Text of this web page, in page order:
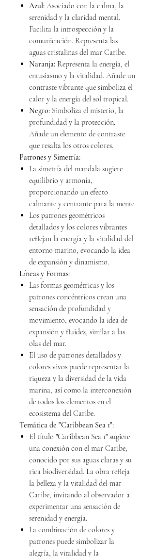
Azul: Asociado con la calma, la
serenidad y la claridad mental.
Facilita la introspección y la
comunicación. Representa las
aguas cristalinas del mar Caribe.
Naranja: Representa la energía, el
entusiasmo y la vitalidad. Añade un
contraste vibrante que simboliza el
calor y la energía del sol tropical.
Negro: Simboliza el misterio, la
profundidad y la protección.
Añade un elemento de contraste
que resalta los otros colores.
Patrones y Simetría:
La simetría del mandala sugiere
equilibrio y armonía,
proporcionando un efecto
calmante y centrante para la mente.
Los patrones geométricos
detallados y los colores vibrantes
reflejan la energía y la vitalidad del
entorno marino, evocando la idea
de expansión y dinamismo.
Líneas y Formas:
Las formas geométricas y los
patrones concéntricos crean una
sensación de profundidad y
movimiento, evocando la idea de
expansión y fluidez, similar a las
olas del mar.
El uso de patrones detallados y
colores vivos puede representar la
riqueza y la diversidad de la vida
marina, así como la interconexión
de todos los elementos en el
ecosistema del Caribe.
Temática de "Caribbean Sea 1":
El título "Caribbean Sea 1" sugiere
una conexión con el mar Caribe,
conocido por sus aguas claras y su
rica biodiversidad. La obra refleja
la belleza y la vitalidad del mar
Caribe, invitando al observador a
experimentar una sensación de
serenidad y energía.
La combinación de colores y
patrones puede simbolizar la
alegría, la vitalidad y la